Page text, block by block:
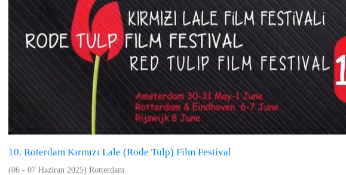
10. Roterdam Kırmızı Lale (Rode Tulp) Film Festival
(06 - 07 Haziran 2025) Rotterdam